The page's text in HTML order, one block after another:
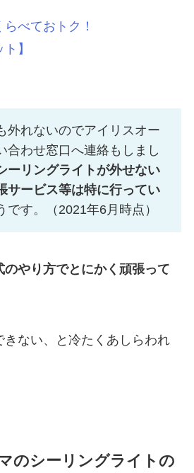
べておトク！
】
外れないのでアイリスオー
合わせ窓口へ連絡もしまし
ーリングライトが外せない
サービス等は特に行ってい
です。（2021年6月時点）
のやり方でとにかく頑張って
きない、と冷たくあしらわれ
のシーリングライトの